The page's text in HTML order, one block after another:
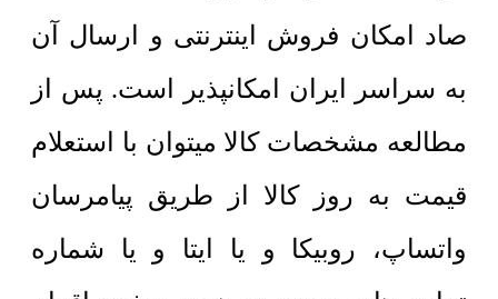
صاد امکان فروش اینترنتی و ارسال آن
به سراسر ایران امکانپذیر است. پس از
مطالعه مشخصات کالا میتوان با استعلام
قیمت به روز کالا از طریق پیامرسان
واتساپ، روبیکا و یا ایتا و یا شماره